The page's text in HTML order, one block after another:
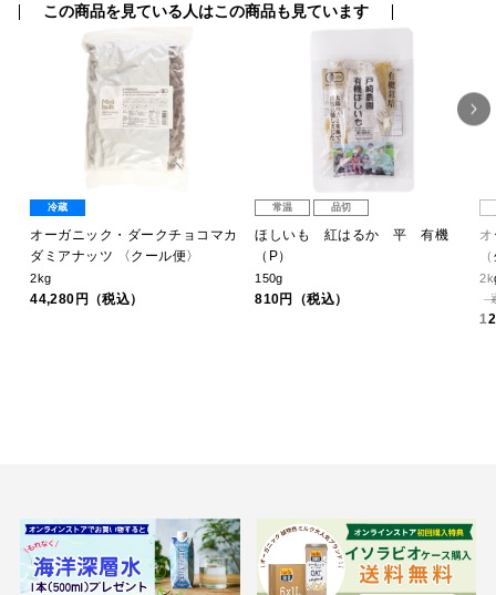
この商品を見ている人はこの商品も見ています
冷蔵
オーガニック・ダークチョコマカ
ダミアナッツ 〈クール便〉
2kg
44,280円（税込）
常温 品切
ほしいも 紅はるか 平 有機
（P）
150g
810円（税込）